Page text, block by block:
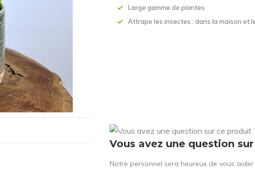
Large gamme de plantes
Attrape les insectes : dans la maison et
Vous avez une question
Notre personnel sera heureux de vous